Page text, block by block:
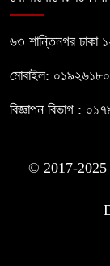
১০
৬৩ শান্তিনগর ঢাকা
মোবাইল:
বিজ্ঞাপন বিভাগ :
© 2017-2025